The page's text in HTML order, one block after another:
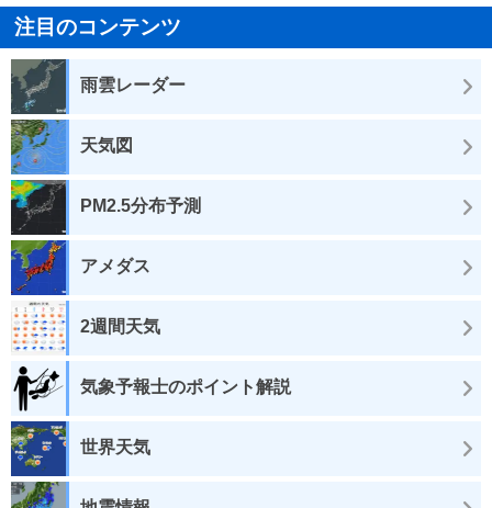
注目のコンテンツ
雨雲レーダー
天気図
PM2.5分布予測
アメダス
2週間天気
気象予報士のポイント解説
世界天気